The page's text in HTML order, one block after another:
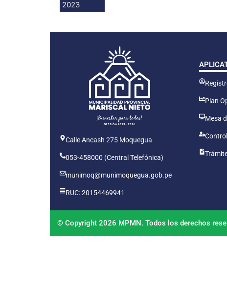
2023
Calle Ancash 275 Moquegua
053-458000 (Central Telefónica)
munimoq@munimoquegua.gob.pe
RUC: 20154469941
Plan
Mesa
© Copyright 2026 MPMN. Todos los derechos